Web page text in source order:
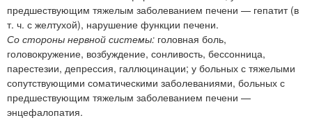
предшествующим тяжелым заболеванием печени — гепатит (в
т. ч. с желтухой), нарушение функции печени.
Со стороны нервной системы: головная боль,
головокружение, возбуждение, сонливость, бессонница,
парестезии, депрессия, галлюцинации; у больных с тяжелыми
сопутствующими соматическими заболеваниями, больных с
предшествующим тяжелым заболеванием печени —
энцефалопатия.